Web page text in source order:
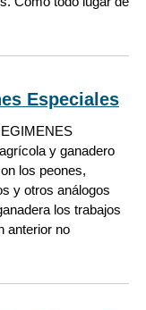
Especiales
y ganadero
los peones,
y otros análogos
los trabajos
anterior no